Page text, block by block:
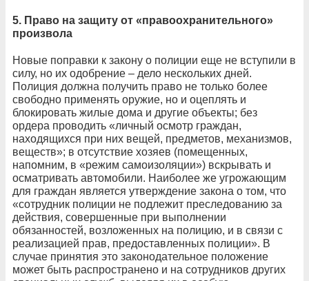
5. Право на защиту от «правоохранительного»
произвола
Новые поправки к закону о полиции еще не вступили в
силу, но их одобрение – дело нескольких дней.
Полиция должна получить право не только более
свободно применять оружие, но и оцеплять и
блокировать жилые дома и другие объекты; без
ордера проводить «личный осмотр граждан,
находящихся при них вещей, предметов, механизмов,
веществ»; в отсутствие хозяев (помещенных,
напомним, в «режим самоизоляции») вскрывать и
осматривать автомобили. Наиболее же угрожающим
для граждан является утверждение закона о том, что
«сотрудник полиции не подлежит преследованию за
действия, совершенные при выполнении
обязанностей, возложенных на полицию, и в связи с
реализацией прав, предоставленных полиции». В
случае принятия это законодательное положение
может быть распространено и на сотрудников других